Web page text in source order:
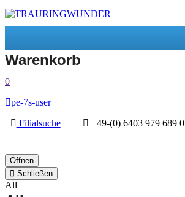
Warenkorb
0
pe-7s-user
Filialsuche
+49-(0) 6403 979 689 0
Öffnen
Schließen
All